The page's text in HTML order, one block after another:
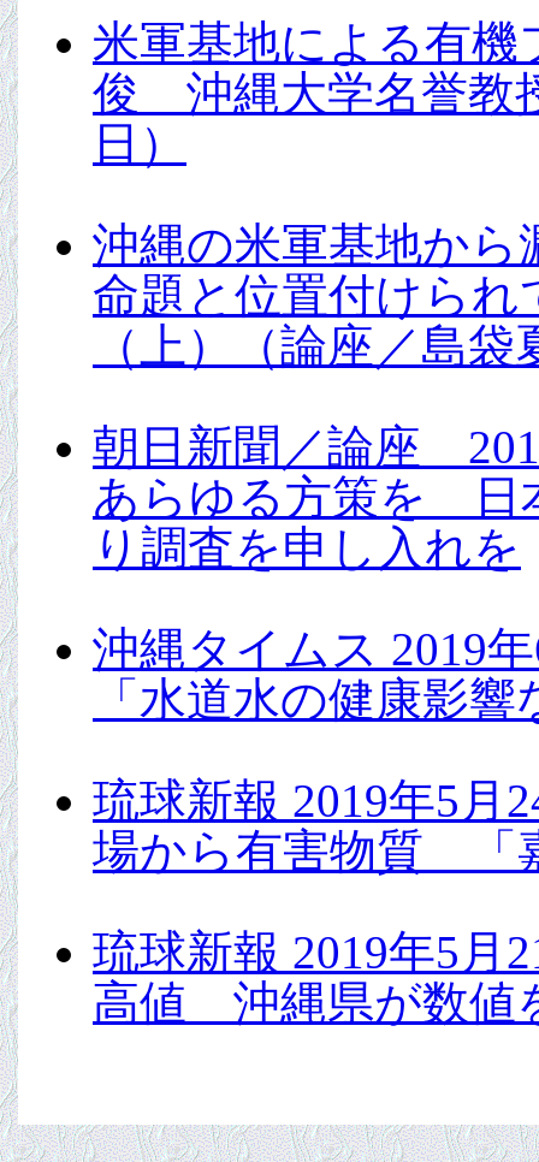
米軍基地による有機
俊 沖縄大学名誉教
日）
沖縄の米軍基地か
命題と位置付けら
（上）（論座／島
朝日新聞／論座
あらゆる方策を 日
り調査を申し入れを
沖縄タイムス 2019
「水道水の健康影
琉球新報 2019年5
場から有害物質 「
琉球新報 2019年5
高値 沖縄県が数値